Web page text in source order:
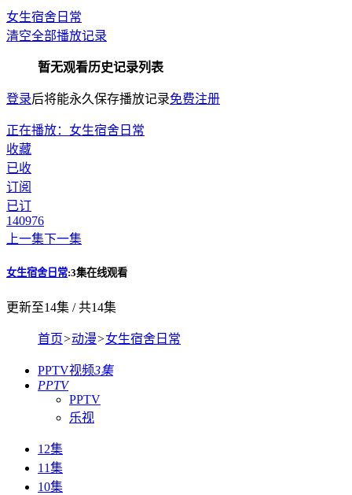
女生宿舍日常
清空全部播放记录
暂无观看历史记录列表
登录后将能永久保存播放记录免费注册
正在播放：女生宿舍日常
收藏
已收
订阅
已订
140976
上一集下一集
女生宿舍日常:3集在线观看
更新至14集 / 共14集
首页>动漫>女生宿舍日常
PPTV视频3集
PPTV
PPTV
乐视
12集
11集
10集